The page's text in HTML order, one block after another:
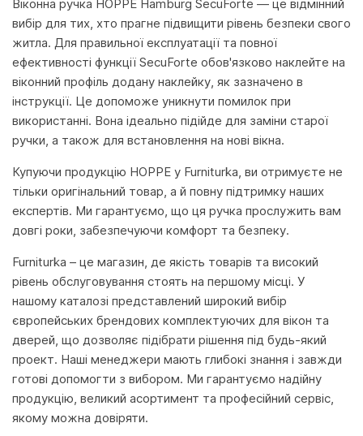
Віконна ручка HOPPE Hamburg SecuForte — це відмінний
вибір для тих, хто прагне підвищити рівень безпеки свого
житла. Для правильної експлуатації та повної
ефективності функції SecuForte обов'язково наклейте на
віконний профіль додану наклейку, як зазначено в
інструкції. Це допоможе уникнути помилок при
використанні. Вона ідеально підійде для заміни старої
ручки, а також для встановлення на нові вікна.
Купуючи продукцію HOPPE у Furniturka, ви отримуєте не
тільки оригінальний товар, а й повну підтримку наших
експертів. Ми гарантуємо, що ця ручка прослужить вам
довгі роки, забезпечуючи комфорт та безпеку.
Furniturka – це магазин, де якість товарів та високий
рівень обслуговування стоять на першому місці. У
нашому каталозі представлений широкий вибір
європейських брендових комплектуючих для вікон та
дверей, що дозволяє підібрати рішення під будь-який
проект. Наші менеджери мають глибокі знання і завжди
готові допомогти з вибором. Ми гарантуємо надійну
продукцію, великий асортимент та професійний сервіс,
якому можна довіряти.